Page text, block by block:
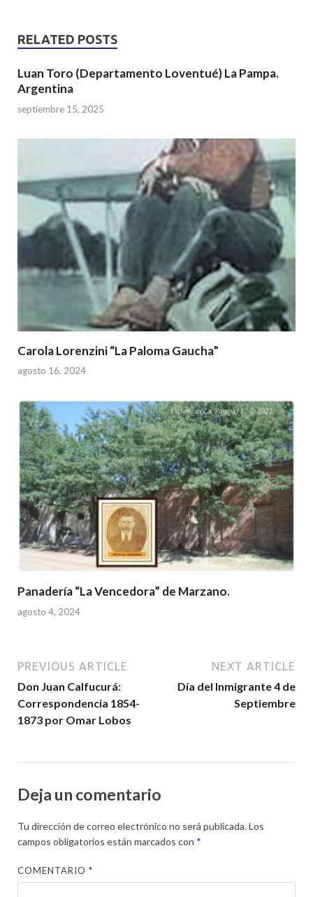
s
A
p
p
b
o
o
k
er
RELATED POSTS
Luan Toro (Departamento Loventué) La Pampa.
Argentina
septiembre 15, 2025
Carola Lorenzini “La Paloma Gaucha”
agosto 16, 2024
Panadería “La Vencedora” de Marzano.
agosto 4, 2024
PREVIOUS ARTICLE
Don Juan Calfucurá:
Correspondencia 1854-
1873 por Omar Lobos
NEXT ARTICLE
Día del Inmigrante 4 de
Septiembre
Deja un comentario
Tu dirección de correo electrónico no será publicada.Los
campos obligatorios están marcados con *
COMENTARIO*